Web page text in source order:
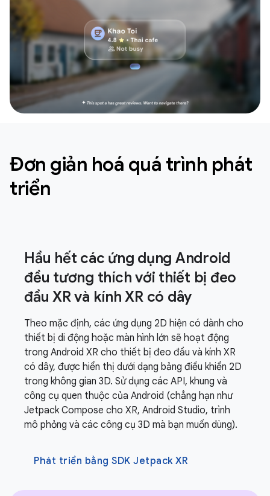
Đơn giản hoá quá trình phát
triển
Hầu hết các ứng dụng Android
đều tương thích với thiết bị đeo
đầu XR và kính XR có dây
Theo mặc định, các ứng dụng 2D hiện có dành cho
thiết bị di động hoặc màn hình lớn sẽ hoạt động
trong Android XR cho thiết bị đeo đầu và kính XR
có dây, được hiển thị dưới dạng bảng điều khiển 2D
trong không gian 3D. Sử dụng các API, khung và
công cụ quen thuộc của Android (chẳng hạn như
Jetpack Compose cho XR, Android Studio, trình
mô phỏng và các công cụ 3D mà bạn muốn dùng).
Phát triển bằng SDK Jetpack XR